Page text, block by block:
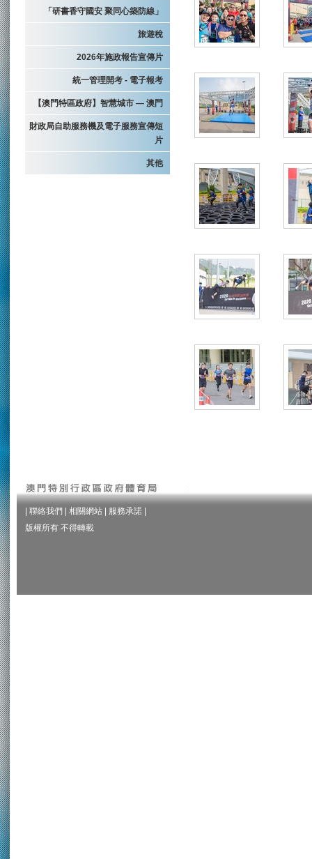
「研書香守國安 聚同心築防線」
旅遊稅
2026年施政報告宣傳片
統一管理開考 - 電子報考
【澳門特區政府】智慧城市 — 澳門
財政局自助服務機及電子服務宣傳短
片
其他
聯絡我們 相關網站 服務承諾
版權所有 不得轉載